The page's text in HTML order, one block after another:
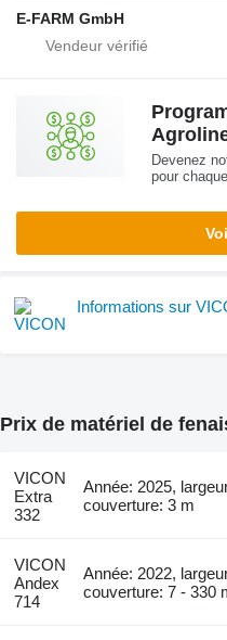
E-FARM GmbH
Devenez
pour
Informations sur
Prix de matériel de
VICON
Extra
332
Année: 2025,
couverture: 3 m
VICON
Andex
714
Année: 2022,
couverture: 7 - 330